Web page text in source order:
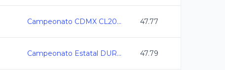
Campeonato CDMX CL2026 47.77
Campeonato Estatal DURANGO CL 2026 47.79